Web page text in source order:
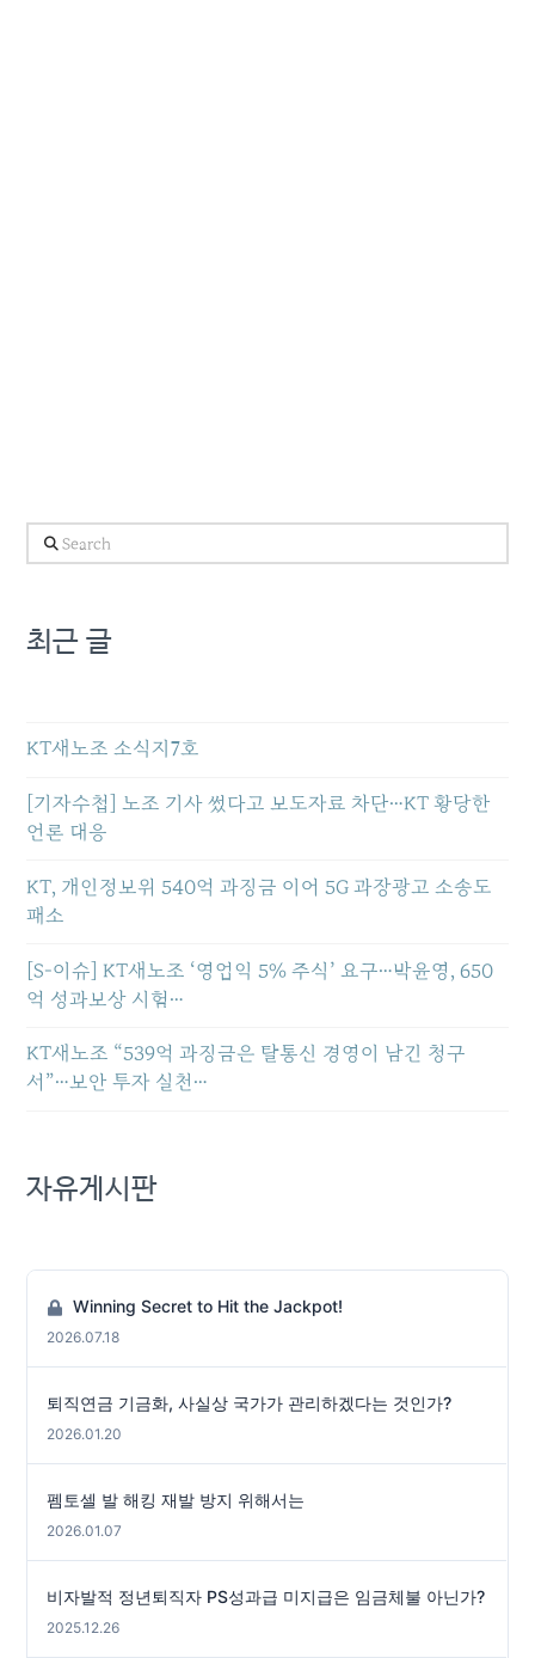
Search
최근 글
KT새노조 소식지7호
[기자수첩] 노조 기사 썼다고 보도자료 차단…KT 황당한
언론 대응
KT, 개인정보위 540억 과징금 이어 5G 과장광고 소송도
패소
[S-이슈] KT새노조 ‘영업익 5% 주식’ 요구…박윤영, 650
억 성과보상 시험…
KT새노조 “539억 과징금은 탈통신 경영이 남긴 청구
서”…보안 투자 실천…
자유게시판
Winning Secret to Hit the Jackpot!
2026.07.18
퇴직연금 기금화, 사실상 국가가 관리하겠다는 것인가?
2026.01.20
펨토셀 발 해킹 재발 방지 위해서는
2026.01.07
비자발적 정년퇴직자 PS성과급 미지급은 임금체불 아닌가?
2025.12.26